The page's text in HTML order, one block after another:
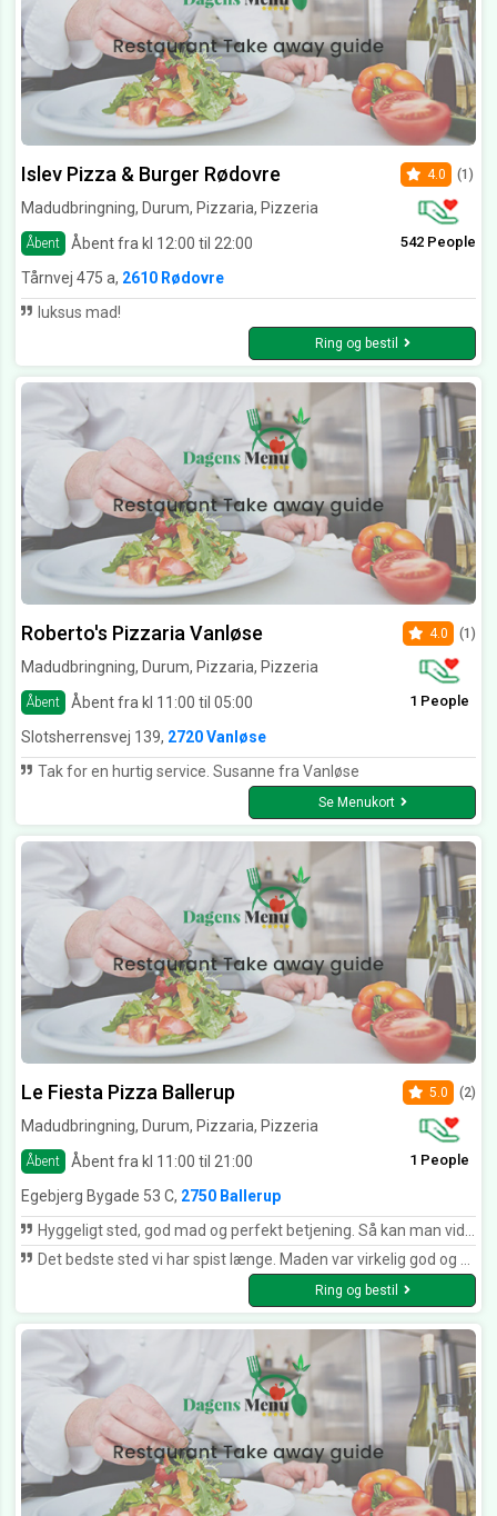
Islev Pizza & Burger Rødovre
Madudbringning, Durum, Pizzaria, Pizzeria
Åbent Åbent fra kl 12:00 til 22:00
4.0 (1)
542 People
Tårnvej 475 a, 2610 Rødovre
luksus mad!
Ring og bestil
Roberto's Pizzaria Vanløse
Madudbringning, Durum, Pizzaria, Pizzeria
Åbent Åbent fra kl 11:00 til 05:00
4.0 (1)
1 People
Slotsherrensvej 139, 2720 Vanløse
Tak for en hurtig service. Susanne fra Vanløse
Se Menukort
Le Fiesta Pizza Ballerup
Madudbringning, Durum, Pizzaria, Pizzeria
Åbent Åbent fra kl 11:00 til 21:00
5.0 (2)
1 People
Egebjerg Bygade 53 C, 2750 Ballerup
Hyggeligt sted, god mad og perfekt betjening. Så kan man vidst ikke forlange mere :)
Det bedste sted vi har spist længe. Maden var virkelig god og vi fik en perfekt betjening ????????????
Ring og bestil